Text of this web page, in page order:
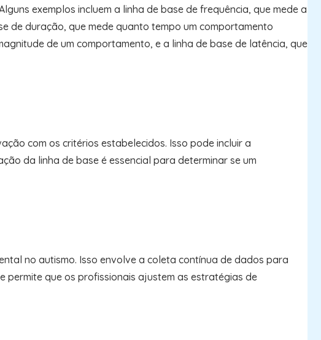
exemplos incluem a linha de base de frequência, que mede a
de duração, que mede quanto tempo um comportamento
de um comportamento, e a linha de base de latência, que
com os critérios estabelecidos. Isso pode incluir a
da linha de base é essencial para determinar se um
no autismo. Isso envolve a coleta contínua de dados para
que os profissionais ajustem as estratégias de